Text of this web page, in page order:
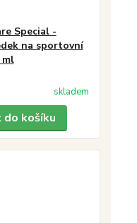
Special -
na sportovní
ml
skladem
do košíku